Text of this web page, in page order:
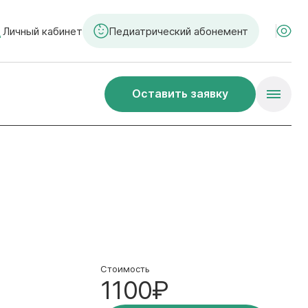
Личный кабинет Педиатрический абонемент
Оставить заявку
Стоимость
1100₽